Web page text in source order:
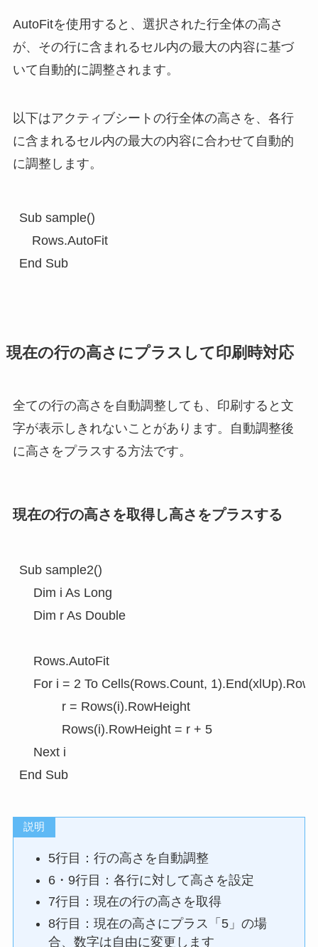
AutoFitを使用すると、選択された行全体の高さ
が、その行に含まれるセル内の最大の内容に基づ
いて自動的に調整されます。
以下はアクティブシートの行全体の高さを、各行
に含まれるセル内の最大の内容に合わせて自動的
に調整します。
Sub sample()
Rows.AutoFit
End Sub
現在の行の高さにプラスして印刷時対応
全ての行の高さを自動調整しても、印刷すると文
字が表示しきれないことがあります。自動調整後
に高さをプラスする方法です。
現在の行の高さを取得し高さをプラスする
Sub sample2()
    Dim i As Long
    Dim r As Double
    Rows.AutoFit
For i = 2 To Cells(Rows.Count,
            r = Rows(i).RowHeight
            Rows(i).RowHeight = r + 5
    Next i
End Sub
説明
5行目：行の高さを自動調整
6・9行目：各行に対して高さを設定
7行目：現在の行の高さを取得
8行目：現在の高さにプラス「5」の場
合、数字は自由に変更します